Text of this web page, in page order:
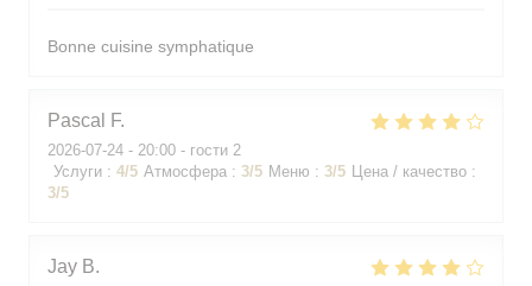
Bonne cuisine symphatique
Pascal F
2026-07-24 - 20:00 - гости 2
Услуги : 4/5 Атмосфера : 3/5 Меню : 3/5 Цена / качество :
3/5
Jay B